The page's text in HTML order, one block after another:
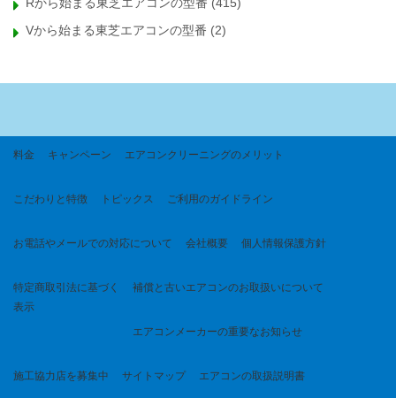
Rから始まる東芝エアコンの型番 (415)
Vから始まる東芝エアコンの型番 (2)
料金 キャンペーン エアコンクリーニングのメリット
こだわりと特徴 トピックス ご利用のガイドライン
お電話やメールでの対応について 会社概要 個人情報保護方針
特定商取引法に基づく
表示
補償と古いエアコンのお取扱いについて
エアコンメーカーの重要なお知らせ
施工協力店を募集中 サイトマップ エアコンの取扱説明書